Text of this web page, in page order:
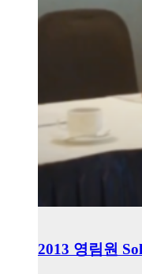
2013 영림원